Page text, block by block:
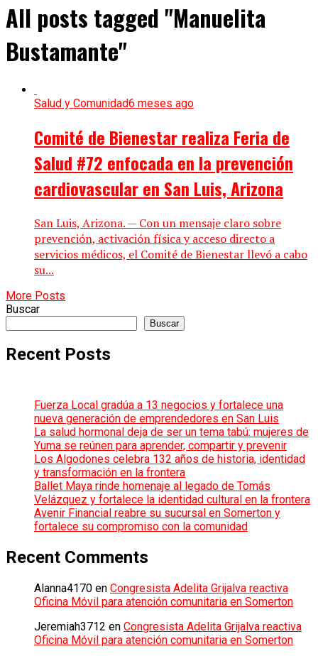
All posts tagged "Manuelita
Bustamante"
Salud y Comunidad6 meses ago
Comité de Bienestar realiza Feria de
Salud #72 enfocada en la prevención
cardiovascular en San Luis, Arizona
San Luis, Arizona. — Con un mensaje claro sobre
prevención, activación física y acceso directo a
servicios médicos, el Comité de Bienestar llevó a cabo
su...
More Posts
Buscar
Buscar
Recent Posts
Fuerza Local gradúa a 13 negocios y fortalece una
nueva generación de emprendedores en San Luis
La salud hormonal deja de ser un tema tabú: mujeres de
Yuma se reúnen para aprender, compartir y prevenir
Los Algodones celebra 132 años de historia, identidad
y transformación en la frontera
Ballet Maya rinde homenaje al legado de Tomás
Velázquez y fortalece la identidad cultural en la frontera
Avenir Financial reabre su sucursal en Somerton y
fortalece su compromiso con la comunidad
Recent Comments
Alanna4170 en Congresista Adelita Grijalva reactiva
Oficina Móvil para atención comunitaria en Somerton
Jeremiah3712 en Congresista Adelita Grijalva reactiva
Oficina Móvil para atención comunitaria en Somerton